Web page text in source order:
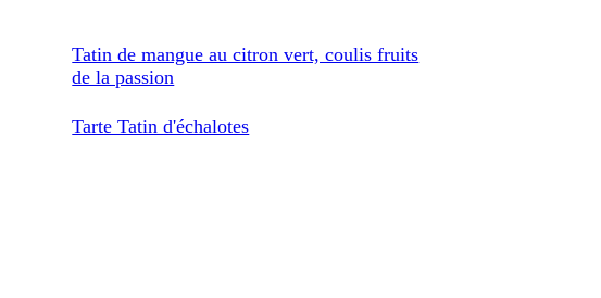
Tatin de mangue au citron vert, coulis fruits
de la passion
Tarte Tatin d'échalotes